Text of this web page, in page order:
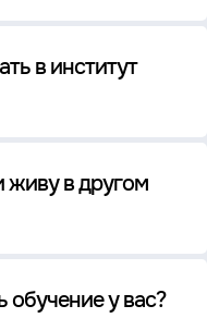
в институт
живу в другом
обучение у вас?